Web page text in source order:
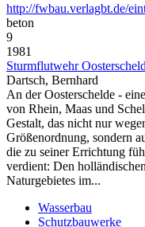
http://fwbau.verlagbt.de/
beton
9
1981
Sturmflutwehr
Dartsch, Bernhard
An der Oosterschelde -
von Rhein, Maas und
Gestalt, das nicht nur
Größenordnung, sondern
die zu seiner Errichtung
verdient: Den
Naturgebietes im...
Wasserbau
Schutzbauwerke